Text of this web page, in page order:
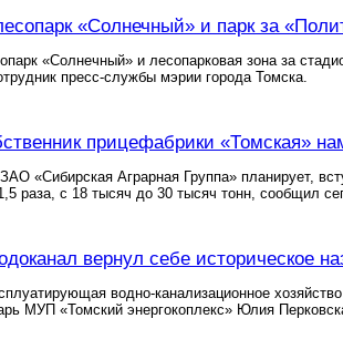
«Солнечный» и парк за
«Солнечный» и лесопарковая зона за
пресс-службы мэрии города Томска.
прицефабрики «Томская»
«Сибирская Аграрная Группа» планирует,
раза, с 18 тысяч до 30 тысяч тонн, сообщил
вернул себе историческое
водно-канализационное
МУП «Томский энергокоплекс» Юлия